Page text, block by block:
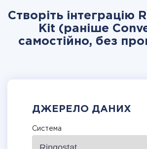
Створіть інтеграцію
Kit (раніше
самостійно, без
ДЖЕРЕЛО ДАНИХ
Система